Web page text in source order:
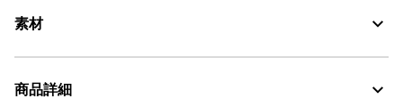
素材
撥水性に優れたWRリサイクルポリエステル100%
商品詳細